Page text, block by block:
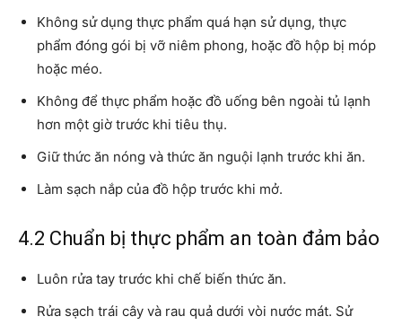
Không sử dụng thực phẩm quá hạn sử dụng, thực
phẩm đóng gói bị vỡ niêm phong, hoặc đồ hộp bị móp
hoặc méo.
Không để thực phẩm hoặc đồ uống bên ngoài tủ lạnh
hơn một giờ trước khi tiêu thụ.
Giữ thức ăn nóng và thức ăn nguội lạnh trước khi ăn.
Làm sạch nắp của đồ hộp trước khi mở.
4.2 Chuẩn bị thực phẩm an toàn đảm bảo
Luôn rửa tay trước khi chế biến thức ăn.
Rửa sạch trái cây và rau quả dưới vòi nước mát. Sử